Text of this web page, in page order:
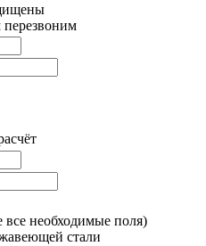
все необходимые поля)
стали